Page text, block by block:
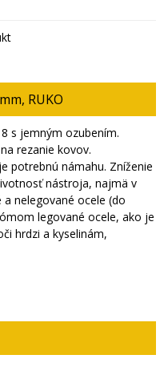
RUKO
s jemným ozubením.
rezanie kovov.
potrebnú námahu. Zníženie
nástroja, najmä v
nelegované ocele (do
legované ocele, ako je
hrdzi a kyselinám,